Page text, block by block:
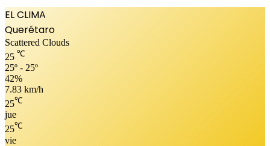
EL CLIMA
Querétaro
Scattered Clouds
25 ℃
25º - 25º
42%
7.83 km/h
25℃
jue
25℃
vie